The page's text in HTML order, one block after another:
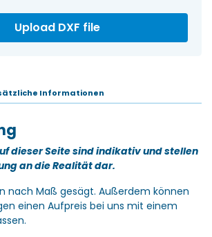
Upload DXF file
Informationen
dieser Seite sind indikativ und stellen
an die Realität dar.
nach Maß gesägt. Außerdem können
einen Aufpreis bei uns mit einem